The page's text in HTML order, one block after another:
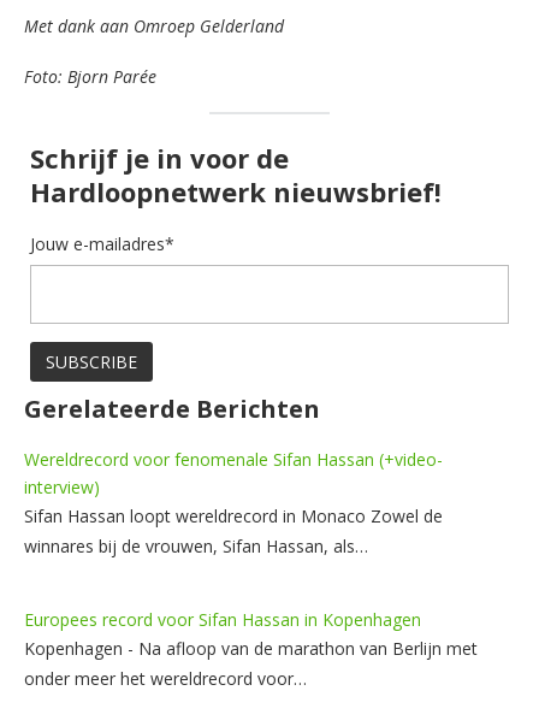
Met dank aan Omroep Gelderland
Foto: Bjorn Parée
Schrijf je in voor de
Hardloopnetwerk nieuwsbrief!
Jouw e-mailadres*
Gerelateerde Berichten
Wereldrecord voor fenomenale Sifan Hassan (+video-
interview)
Sifan Hassan loopt wereldrecord in Monaco Zowel de
winnares bij de vrouwen, Sifan Hassan, als…
Europees record voor Sifan Hassan in Kopenhagen
Kopenhagen - Na afloop van de marathon van Berlijn met
onder meer het wereldrecord voor…